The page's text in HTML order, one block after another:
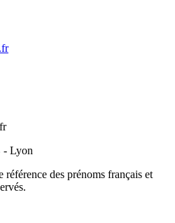
Lyon
des prénoms français et